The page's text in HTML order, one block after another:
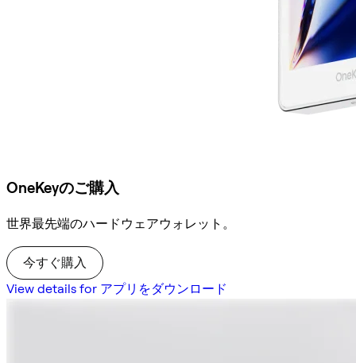
OneKeyのご購入
世界最先端のハードウェアウォレット。
今すぐ購入
View details for アプリをダウンロード